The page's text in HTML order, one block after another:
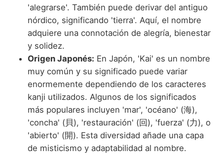
'alegrarse'. También puede derivar del antiguo
nórdico, significando 'tierra'. Aquí, el nombre
adquiere una connotación de alegría, bienestar
y solidez.
Origen Japonés: En Japón, 'Kai' es un nombre
muy común y su significado puede variar
enormemente dependiendo de los caracteres
kanji utilizados. Algunos de los significados
más populares incluyen 'mar', 'océano' (海),
'concha' (貝), 'restauración' (回), 'fuerza' (力), o
'abierto' (開). Esta diversidad añade una capa
de misticismo y adaptabilidad al nombre.